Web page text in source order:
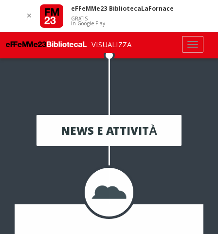
NEWS E ATTIVITÀ
✕
eFFeMMe23 BibliotecaLaFornace
GRATIS
In Google Play
VISUALIZZA